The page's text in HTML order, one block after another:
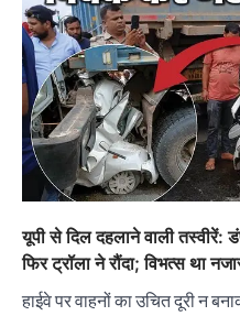
यूपी से दिल दहलाने वाली
फिर ट्रॉला ने रौंदा; विभत्स था
हाईवे पर वाहनों का उचित दूरी न